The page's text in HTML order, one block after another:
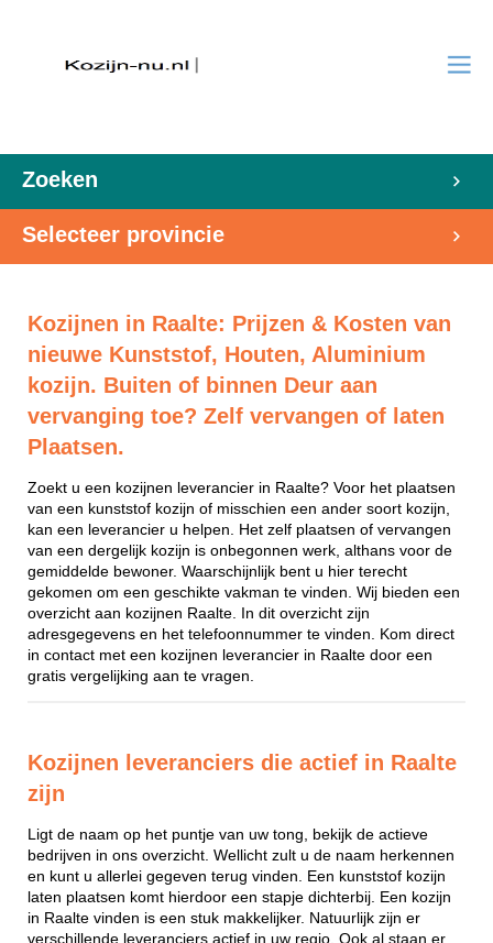
Zoeken
Selecteer provincie
Kozijnen in Raalte: Prijzen & Kosten van
nieuwe Kunststof, Houten, Aluminium
kozijn. Buiten of binnen Deur aan
vervanging toe? Zelf vervangen of laten
Plaatsen.
Zoekt u een kozijnen leverancier in Raalte? Voor het plaatsen
van een kunststof kozijn of misschien een ander soort kozijn,
kan een leverancier u helpen. Het zelf plaatsen of vervangen
van een dergelijk kozijn is onbegonnen werk, althans voor de
gemiddelde bewoner. Waarschijnlijk bent u hier terecht
gekomen om een geschikte vakman te vinden. Wij bieden een
overzicht aan kozijnen Raalte. In dit overzicht zijn
adresgegevens en het telefoonnummer te vinden. Kom direct
in contact met een kozijnen leverancier in Raalte door een
gratis vergelijking aan te vragen.
Kozijnen leveranciers die actief in Raalte
zijn
Ligt de naam op het puntje van uw tong, bekijk de actieve
bedrijven in ons overzicht. Wellicht zult u de naam herkennen
en kunt u allerlei gegeven terug vinden. Een kunststof kozijn
laten plaatsen komt hierdoor een stapje dichterbij. Een kozijn
in Raalte vinden is een stuk makkelijker. Natuurlijk zijn er
verschillende leveranciers actief in uw regio. Ook al staan er